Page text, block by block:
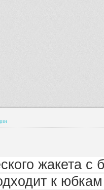
жакета с
к